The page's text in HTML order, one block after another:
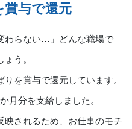
賞与で還元
わらない…」どんな職場で
う。
を賞与で還元しています。
月分を支給しました。
映されるため、お仕事のモチ